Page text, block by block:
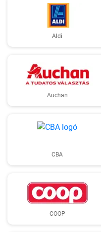
Aldi
Auchan
CBA
COOP